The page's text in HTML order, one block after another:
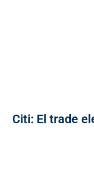
Citi: El trade